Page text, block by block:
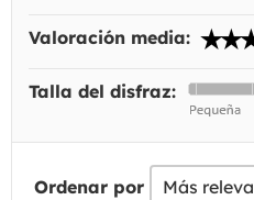
Valoración media:
Talla del disfraz:
Ordenar por